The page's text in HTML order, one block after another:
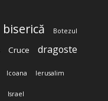
biserică Botezul
Cruce dragoste
Icoana Ierusalim
Israel